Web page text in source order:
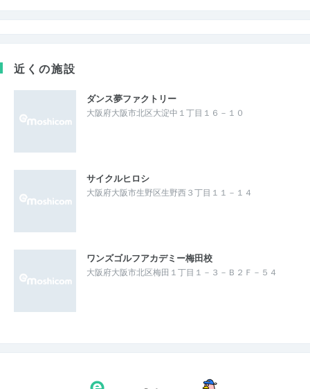
近くの施設
ダンス夢ファクトリー
大阪府大阪市北区大淀中１丁目１６－１０
サイクルヒロシ
大阪府大阪市生野区生野西３丁目１１－１４
ワンズゴルフアカデミー梅田校
大阪府大阪市北区梅田１丁目１－３－Ｂ２Ｆ－５４